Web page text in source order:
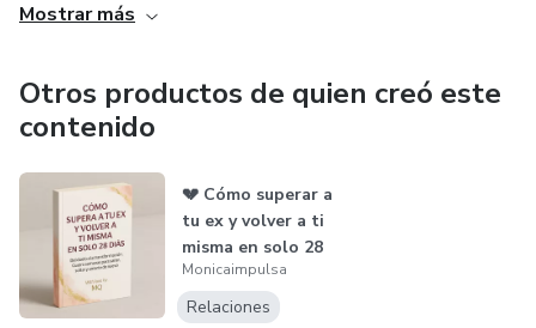
creo que pueden transformar tu vida. No me interesa
paso hacia tu reinvención personal y profesional. Si estás
aquí, no es casualidad. Este puede ser el inicio de algo
grande.
👉 En esta cuenta encontrarás formaciones, herramientas y
oportunidades que te permitirán aprender, crecer y
empezar a construir ingresos desde casa, incluso si no
tienes experiencia previa.
Mostrar más
Otros productos de quien creó este
contenido
💔 Cómo superar a
tu ex y volver a ti
misma en solo 28
días
Monicaimpulsa
Relaciones